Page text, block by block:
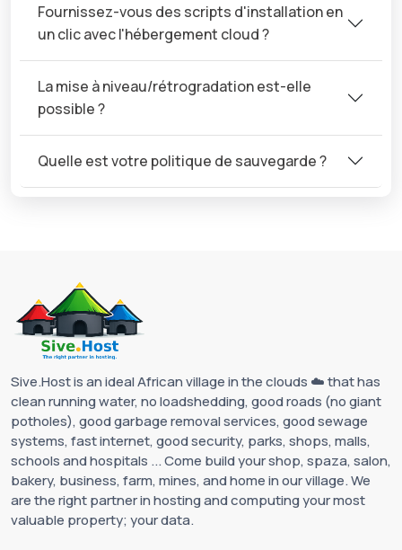
Fournissez-vous des scripts d'installation en
un clic avec l'hébergement cloud ?
La mise à niveau/rétrogradation est-elle
possible ?
Quelle est votre politique de sauvegarde ?
Sive.Host is an ideal African village in the clouds ☁️ that has
clean running water, no loadshedding, good roads (no giant
potholes), good garbage removal services, good sewage
systems, fast internet, good security, parks, shops, malls,
schools and hospitals ... Come build your shop, spaza, salon,
bakery, business, farm, mines, and home in our village. We
are the right partner in hosting and computing your most
valuable property; your data.